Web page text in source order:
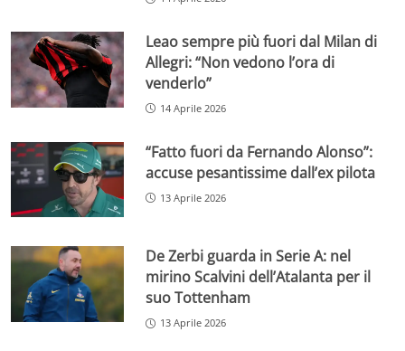
Leao sempre più fuori dal Milan di
Allegri: “Non vedono l’ora di
venderlo”
14 Aprile 2026
“Fatto fuori da Fernando Alonso”:
accuse pesantissime dall’ex pilota
13 Aprile 2026
De Zerbi guarda in Serie A: nel
mirino Scalvini dell’Atalanta per il
suo Tottenham
13 Aprile 2026